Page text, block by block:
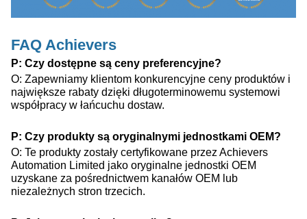
FAQ Achievers
P: Czy dostępne są ceny preferencyjne?
O: Zapewniamy klientom konkurencyjne ceny produktów i
największe rabaty dzięki długoterminowemu systemowi
współpracy w łańcuchu dostaw.
P: Czy produkty są oryginalnymi jednostkami OEM?
O: Te produkty zostały certyfikowane przez Achievers
Automation Limited jako oryginalne jednostki OEM
uzyskane za pośrednictwem kanałów OEM lub
niezależnych stron trzecich.